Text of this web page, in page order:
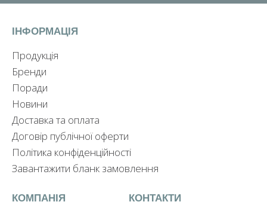
ІНФОРМАЦІЯ
Продукція
Бренди
Поради
Новини
Доставка та оплата
Договір публічної оферти
Політика конфіденційності
Завантажити бланк замовлення
КОМПАНІЯ КОНТАКТИ